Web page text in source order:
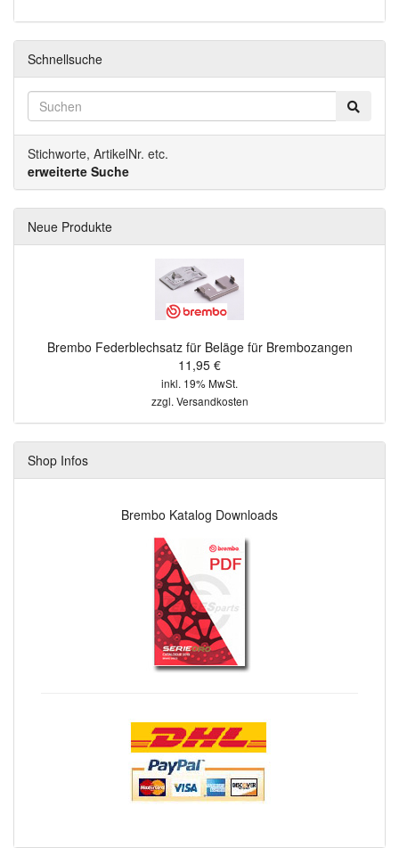
Schnellsuche
Stichworte, ArtikelNr. etc.
erweiterte Suche
Neue Produkte
Brembo Federblechsatz für Beläge für Brembozangen
11,95 €
inkl. 19% MwSt.
zzgl.Versandkosten
Shop Infos
Brembo Katalog Downloads